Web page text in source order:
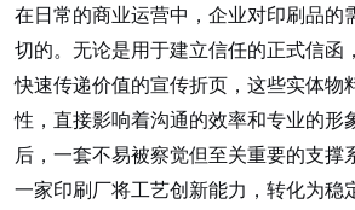
在日常的商业运营中，企业对印刷品的
切的。无论是用于建立信任的正式信函
快速传递价值的宣传折页，这些实体物
性，直接影响着沟通的效率和专业的形
后，一套不易被察觉但至关重要的支
一家印刷厂将工艺创新能力，转化为稳